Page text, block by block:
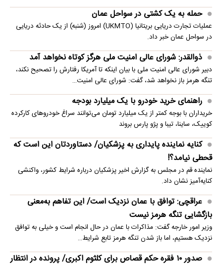
حمله به یک کشتی در سواحل عمان
عملیات تجارت دریایی بریتانیا (UKMTO) امروز (شنبه) از یک حادثه دریایی
در سواحل عمان خبر داد.
ذوالقدر: شورای عالی امنیت ملی هرگز کوتاه نخواهد آمد
دبیر شورای عالی امنیت ملی با بیان اینکه تا آمریکا رفتارش را تصحیح نکند،
تنگه هرمز باز نخواهد شد، گفت: شورای عالی امنیت…
راهنمای خرید خودرو با یک میلیارد بودجه
خریداران با بوجه کمتر از یک میلیارد تومان می‌توانند سراغ خودروهای کارکرده
کوییک، ساینا، تیبا و پژو پارس بروند
کنایه نماینده پایداری به پزشکیان/ دستاوردتان این است که
قحطی نیامد؟!
نماینده قم در مجلس به گزارش اخیر پزشکیان درباره شرایط کشور، واکنشی
کنایه‌آمیز نشان داد.
عراقچی: توافق با عمان نزدیک است/ این تفاهم به‌معنی
بازگشایی تنگه هرمز نیست
وزیر امور خارجه گفت: مذاکرات با عمان در حال انجام است و خیلی به توافق
نزدیک هستیم، اما باز شدن تنگه هرمز تابع شرایط…
صدور ۱۰ فقره حکم قصاص برای کلثوم اکبری/ پرونده در انتظار